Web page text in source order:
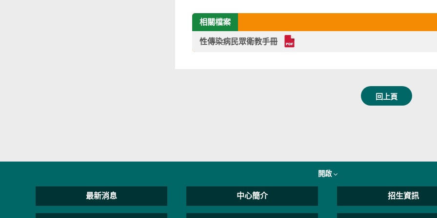
相關檔案
性傳染病民眾衛教手冊
回上頁
開啟
最新消息 中心簡介 招生資訊